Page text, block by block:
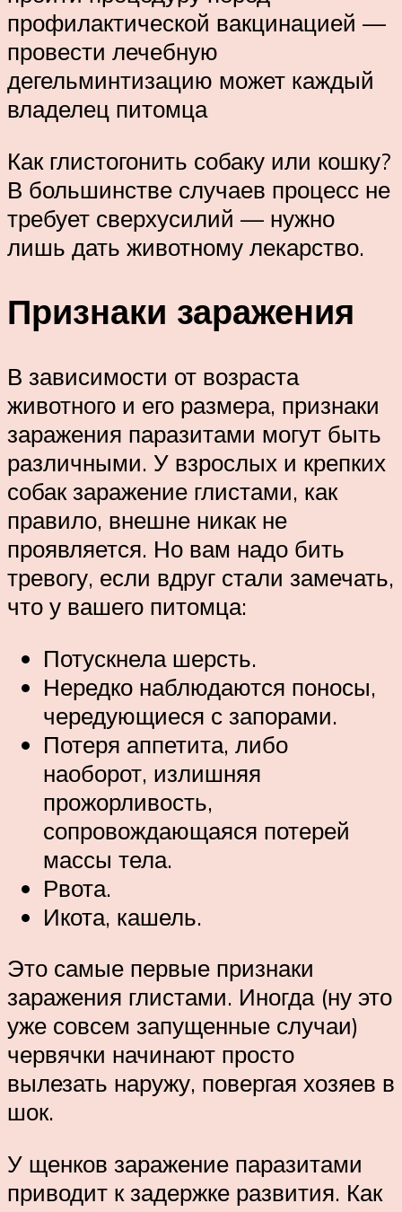
профилактической вакцинацией —
провести лечебную
дегельминтизацию может каждый
владелец питомца
Как глистогонить собаку или кошку?
В большинстве случаев процесс не
требует сверхусилий — нужно
лишь дать животному лекарство.
Признаки заражения
В зависимости от возраста
животного и его размера, признаки
заражения паразитами могут быть
различными. У взрослых и крепких
собак заражение глистами, как
правило, внешне никак не
проявляется. Но вам надо бить
тревогу, если вдруг стали замечать,
что у вашего питомца:
Потускнела шерсть.
Нередко наблюдаются поносы,
чередующиеся с запорами.
Потеря аппетита, либо
наоборот, излишняя
прожорливость,
сопровождающаяся потерей
массы тела.
Рвота.
Икота, кашель.
Это самые первые признаки
заражения глистами. Иногда (ну это
уже совсем запущенные случаи)
червячки начинают просто
вылезать наружу, повергая хозяев в
шок.
У щенков заражение паразитами
приводит к задержке развития. Как